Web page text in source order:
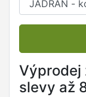
Výprodej
slevy až